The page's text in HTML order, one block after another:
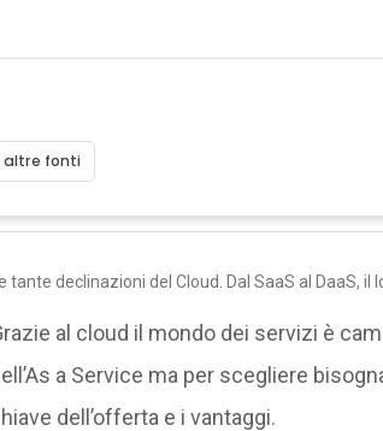
altre fonti
tante declinazioni del Cloud. Dal SaaS al DaaS, il
al cloud il mondo dei servizi è
a Service ma per scegliere
dell’offerta e i vantaggi.